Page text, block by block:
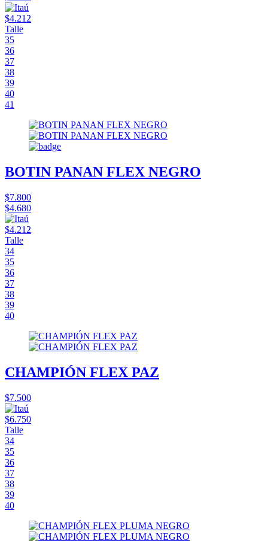
$4.212
Talle
35
36
37
38
39
40
41
BOTIN PANAN FLEX NEGRO
$7.800
$4.680
$4.212
Talle
34
35
36
37
38
39
40
CHAMPIÓN FLEX PAZ
$7.500
$6.750
Talle
34
35
36
37
38
39
40